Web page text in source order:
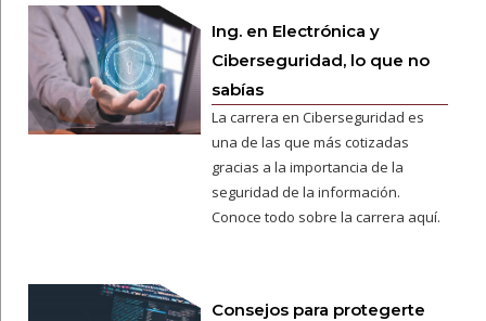
Ing. en Electrónica y
Ciberseguridad, lo que no
sabías
La carrera en Ciberseguridad es
una de las que más cotizadas
gracias a la importancia de la
seguridad de la información.
Conoce todo sobre la carrera aquí.
Consejos para protegerte